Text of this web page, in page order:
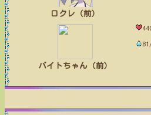
ロクレ（前）
バイトちゃん（前）